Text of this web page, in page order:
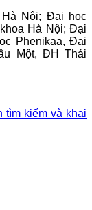
Nội; Đại học
Hà Nội; Đại
Phenikaa, Đại
Một, ĐH Thái
tìm kiếm và khai